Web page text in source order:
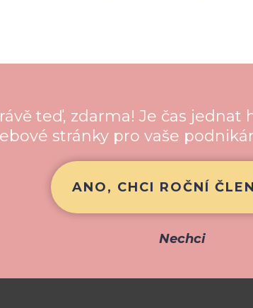
teď, zdarma! Je čas
stránky pro vaše
ANO, CHCI ROČNÍ
Nechci